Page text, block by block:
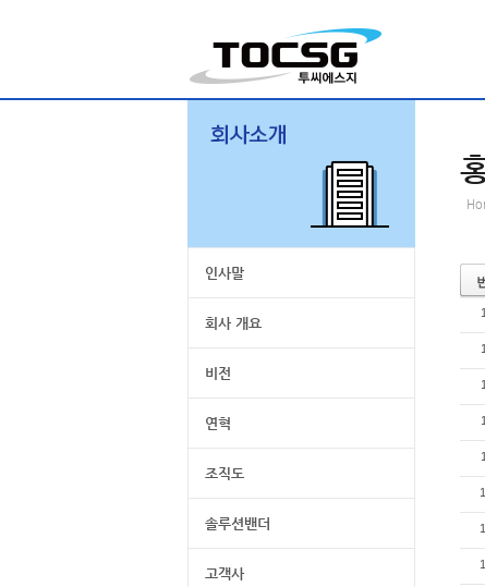
인사말
회사 개요
비전
연혁
조직도
솔루션밴더
고객사